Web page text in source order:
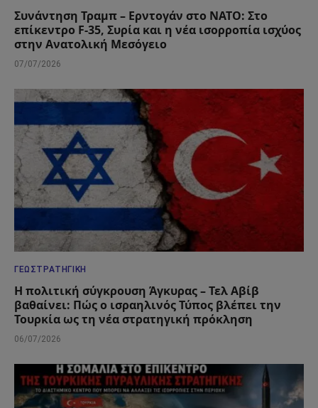
Συνάντηση Τραμπ – Ερντογάν στο ΝΑΤΟ: Στο
επίκεντρο F-35, Συρία και η νέα ισορροπία ισχύος
στην Ανατολική Μεσόγειο
07/07/2026
ΓΕΩΣΤΡΑΤΗΓΙΚΉ
Η πολιτική σύγκρουση Άγκυρας – Τελ Αβίβ
βαθαίνει: Πώς ο ισραηλινός Τύπος βλέπει την
Τουρκία ως τη νέα στρατηγική πρόκληση
06/07/2026